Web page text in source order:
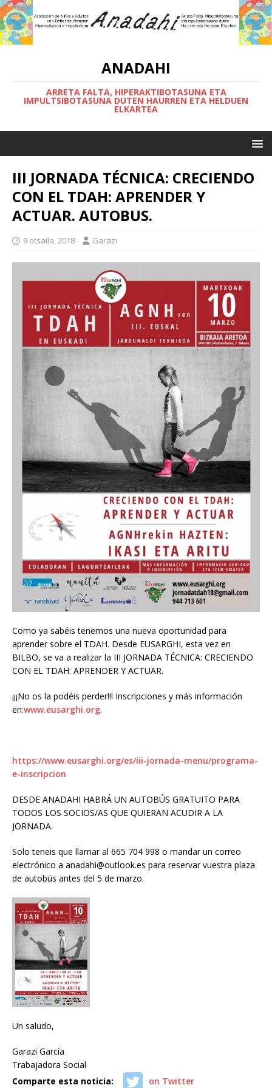
ANADAHI
ARRETA FALTA, HIPERAKTIBOTASUNA ETA
IMPULTSIBOTASUNA DUTEN HAURREN ETA HELDUEN
ELKARTEA
III JORNADA TÉCNICA: CRECIENDO
CON EL TDAH: APRENDER Y
ACTUAR. AUTOBUS.
9 otsaila, 2018 Garazi
Como ya sabéis tenemos una nueva oportunidad para
aprender sobre el TDAH. Desde EUSARGHI, esta vez en
BILBO, se va a realizar la III JORNADA TÉCNICA: CRECIENDO
CON EL TDAH: APRENDER Y ACTUAR.
¡¡¡No os la podéis perder!!! Inscripciones y más información
en:www.eusarghi.org.
https://www.eusarghi.org/es/iii-jornada-menu/programa-
e-inscripcion
DESDE ANADAHI HABRÁ UN AUTOBÚS GRATUITO PARA
TODOS LOS SOCIOS/AS QUE QUIERAN ACUDIR A LA
JORNADA.
Solo teneis que llamar al 665 704 998 o mandar un correo
electrónico a anadahi@outlook.es para reservar vuestra plaza
de autobús antes del 5 de marzo.
Un saludo,
Garazi García
Trabajadora Social
Comparte esta noticia:
on Twitter